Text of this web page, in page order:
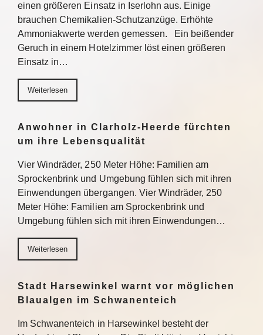
einen größeren Einsatz in Iserlohn aus. Einige
brauchen Chemikalien-Schutzanzüge. Erhöhte
Ammoniakwerte werden gemessen. Ein beißender
Geruch in einem Hotelzimmer löst einen größeren
Einsatz in…
Weiterlesen
Anwohner in Clarholz-Heerde fürchten
um ihre Lebensqualität
Vier Windräder, 250 Meter Höhe: Familien am
Sprockenbrink und Umgebung fühlen sich mit ihren
Einwendungen übergangen. Vier Windräder, 250
Meter Höhe: Familien am Sprockenbrink und
Umgebung fühlen sich mit ihren Einwendungen…
Weiterlesen
Stadt Harsewinkel warnt vor möglichen
Blaualgen im Schwanenteich
Im Schwanenteich in Harsewinkel besteht der